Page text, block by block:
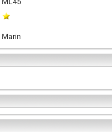
Marin